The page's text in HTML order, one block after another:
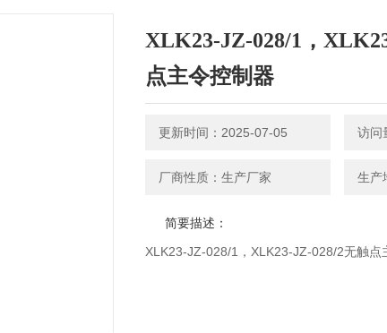
XLK23-JZ-028/1，
点主令控制器
更新时间：2025-07-05 访问
厂商性质：生产厂家 生产
简要描述：
XLK23-JZ-028/1，XLK23-JZ-028/2无触点